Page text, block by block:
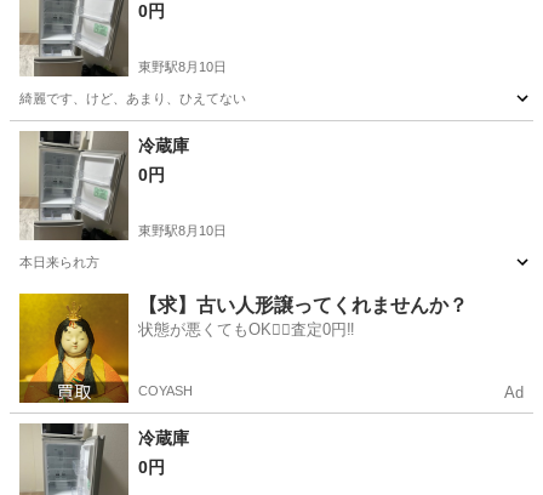
0円
東野駅8月10日
綺麗です、けど、あまり、ひえてない
京都 京都市 東野駅
冷蔵庫
0円
東野駅8月10日
本日来られ方
東野駅 キッチン家電
【求】古い人形譲ってくれませんか？
状態が悪くてもOK🙆‍♀️査定0円‼️
COYASH Ad
冷蔵庫
0円